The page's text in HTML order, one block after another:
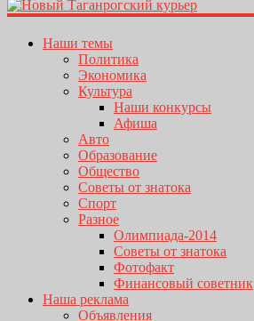
Наши темы
Политика
Экономика
Культура
Наши конкурсы
Афиша
Авто
Образование
Общество
Советы от знатока
Спорт
Разное
Олимпиада-2014
Советы от знатока
Фотофакт
Финансовый советник
Наша реклама
Объявления